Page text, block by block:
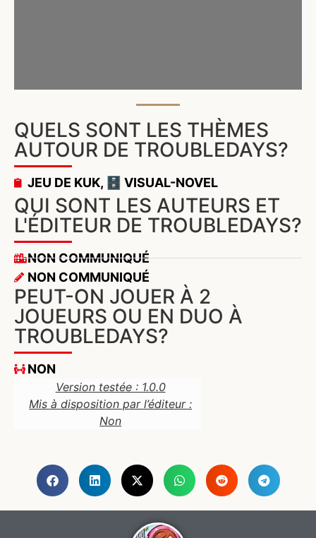
QUELS SONT LES THÈMES
AUTOUR DE TROUBLEDAYS?
JEU DE KUK, 🗄️ VISUAL-NOVEL
QUI SONT LES AUTEURS ET
L'ÉDITEUR DE TROUBLEDAYS?
NON COMMUNIQUÉ
NON COMMUNIQUÉ
PEUT-ON JOUER À 2
JOUEURS OU EN DUO À
TROUBLEDAYS?
NON
Version testée : 1.0.0
Mis à disposition par l’éditeur :
Non